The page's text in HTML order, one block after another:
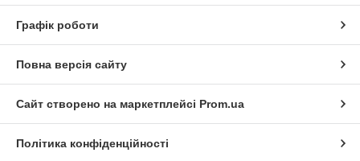
Графік роботи
Повна версія сайту
Сайт створено на маркетплейсі Prom.ua
Політика конфіденційності